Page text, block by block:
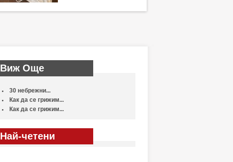
Виж Още
30 небрежни...
Как да се грижим...
Как да се грижим...
Най-четени